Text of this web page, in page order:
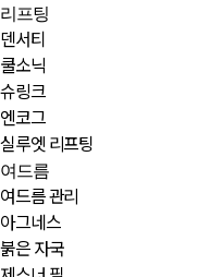
리프팅
덴서티
쿨소닉
슈링크
엔코그
실루엣 리프팅
여드름
여드름 관리
아그네스
붉은 자국